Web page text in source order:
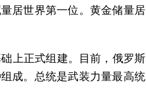
居世界第一位。黄金储量居
上正式组建。目前，俄罗斯
成。总统是武装力量最高统